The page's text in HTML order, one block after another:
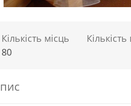
Кількість місць
80
Кількість